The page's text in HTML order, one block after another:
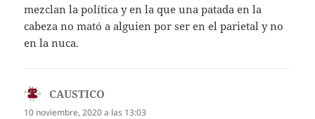
mezclan la política y en la que una patada en la
cabeza no mató a alguien por ser en el parietal y no
en la nuca.
CAUSTICO
10 noviembre, 2020 a las 13:03